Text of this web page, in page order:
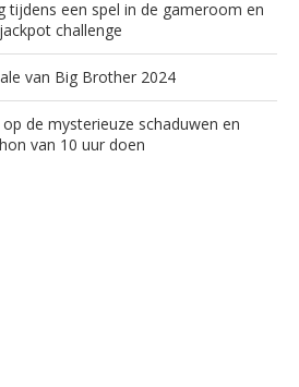
tijdens een spel in de gameroom en
challenge
van Big Brother 2024
de mysterieuze schaduwen en
van 10 uur doen